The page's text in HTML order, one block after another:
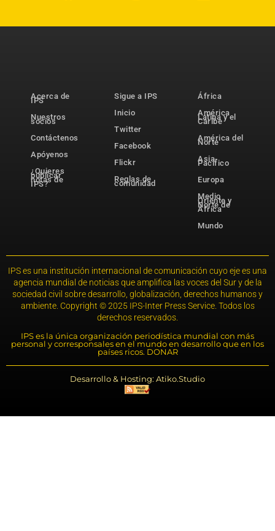
Acerca de
IPS
Nuestros
socios
Contáctenos
Apóyenos
¿Quieres
publicar
notas de
IPS?
Sigue a IPS
Inicio
Twitter
Facebook
Flickr
Reglas de
comunidad
África
América
Latina y el
Caribe
América del
Norte
Asia-
Pacífico
Europa
Medio
Oriente y
Norte de
África
Mundo
IPS es una institución internacional de comunicación cuyo eje es una
agencia mundial de noticias que amplifica las voces del Sur y de la
sociedad civil sobre desarrollo, globalización, derechos humanos y
ambiente. Copyright © 2025 IPS-Inter Press Service. Todos los
derechos reservados.
IPS es la única organización periodística mundial con más
personal y corresponsales en el mundo en desarrollo que en los
países ricos. DONAR
Desarrollo & Hosting: Atiko.Studio